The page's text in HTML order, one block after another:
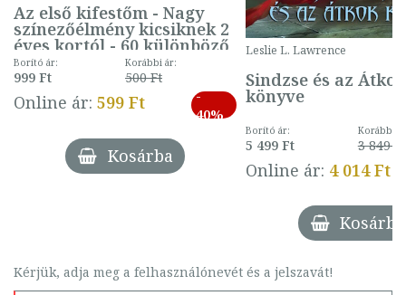
Az első kifestőm - Nagy
színezőélmény kicsiknek 2
éves kortól - 60 különböző
mintával (gombás)
Borító ár:
999 Ft
Korábbi ár:
500 Ft
Online ár: 599 Ft
-
40%
Kosárba
Leslie L. Lawrence
Sindzse és az Átkok
könyve
Borító ár:
5 499 Ft
Korábbi
3 849 Ft
Online ár: 4 014 Ft
Kosárba
Kérjük, adja meg a felhasználónevét és a jelszavát!